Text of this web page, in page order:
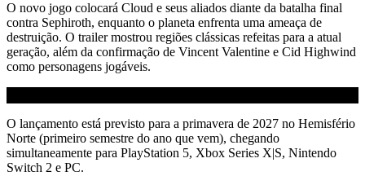
O novo jogo colocará Cloud e seus aliados diante da batalha final
contra Sephiroth, enquanto o planeta enfrenta uma ameaça de
destruição. O trailer mostrou regiões clássicas refeitas para a atual
geração, além da confirmação de Vincent Valentine e Cid Highwind
como personagens jogáveis.
O lançamento está previsto para a primavera de 2027 no Hemisfério
Norte (primeiro semestre do ano que vem), chegando
simultaneamente para PlayStation 5, Xbox Series X|S, Nintendo
Switch 2 e PC.